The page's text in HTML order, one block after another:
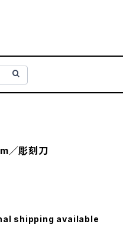
／彫刻刀
shipping available